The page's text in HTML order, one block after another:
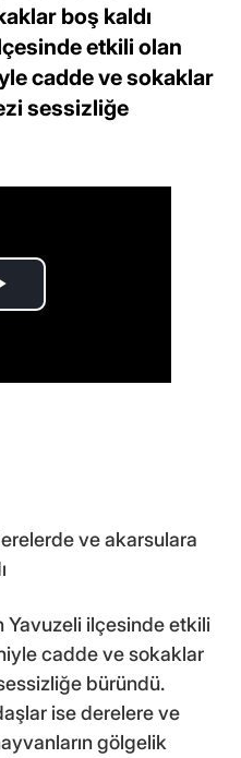
boş kaldı
etkili olan
cadde ve sokaklar
sessizliğe
ve akarsulara
Yavuzeli ilçesinde etkili
cadde ve sokaklar
büründü.
ise derelere ve
gölgelik